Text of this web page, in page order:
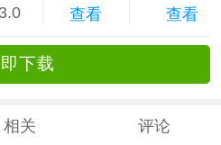
查看 查看
即下载
相关 评论